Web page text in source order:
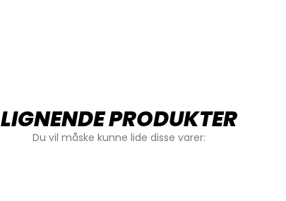
LIGNENDE PRODUKTER
Du vil måske kunne lide disse varer: